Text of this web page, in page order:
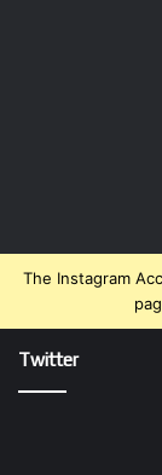
The Instagram
Twitter